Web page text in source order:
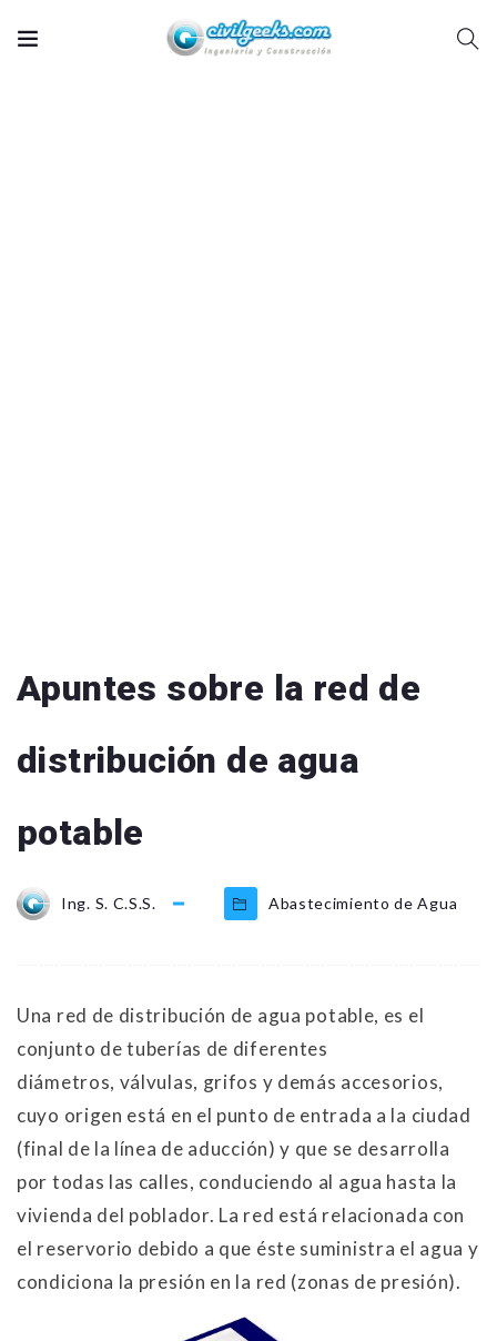
Apuntes sobre la red de
distribución de agua
potable
Ing. S. C.S.S. Abastecimiento de Agua
Una red de distribución de agua potable, es el
conjunto de tuberías de diferentes
diámetros, válvulas, grifos y demás accesorios,
cuyo origen está en el punto de entrada a la ciudad
(final de la línea de aducción) y que se desarrolla
por todas las calles, conduciendo al agua hasta la
vivienda del poblador. La red está relacionada con
el reservorio debido a que éste suministra el agua y
condiciona la presión en la red (zonas de presión).